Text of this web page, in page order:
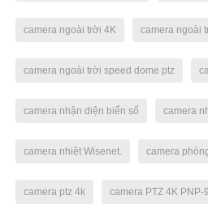
camera ngoài trời 4K camera ngoài
camera ngoài trời speed dome ptz
camera nhận diện biển số camera
camera nhiệt Wisenet. camera
camera ptz 4k camera PTZ 4K PNP-